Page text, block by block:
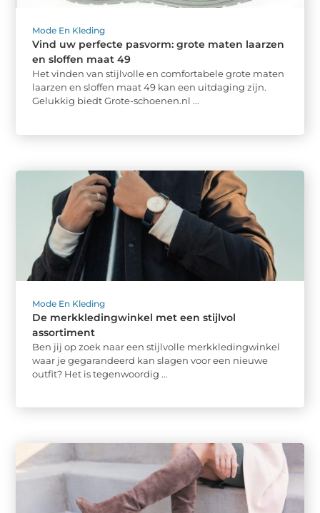
Mode En Kleding
Vind uw perfecte pasvorm: grote maten laarzen
en sloffen maat 49
Het vinden van stijlvolle en comfortabele grote maten
laarzen en sloffen maat 49 kan een uitdaging zijn.
Gelukkig biedt Grote-schoenen.nl ...
Mode En Kleding
De merkkledingwinkel met een stijlvol
assortiment
Ben jij op zoek naar een stijlvolle merkkledingwinkel
waar je gegarandeerd kan slagen voor een nieuwe
outfit? Het is tegenwoordig ...